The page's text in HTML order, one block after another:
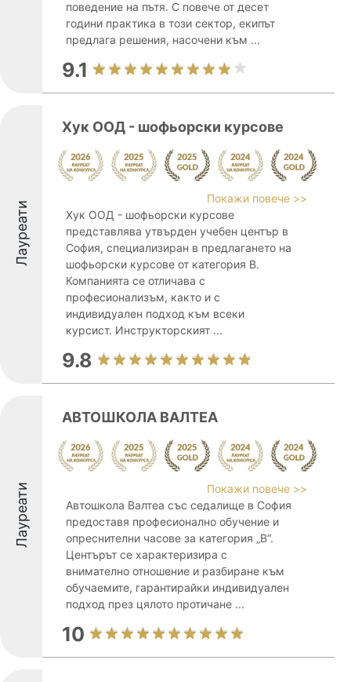
поведение на пътя. С повече от десет
години практика в този сектор, екипът
предлага решения, насочени към ...
9.1
Лауреати
Хук ООД - шофьорски курсове
Покажи повече >>
Хук ООД - шофьорски курсове
представлява утвърден учебен център в
София, специализиран в предлагането на
шофьорски курсове от категория B.
Компанията се отличава с
професионализъм, както и с
индивидуален подход към всеки
курсист. Инструкторският ...
9.8
Лауреати
АВТОШКОЛА ВАЛТЕА
Покажи повече >>
Автошкола Валтеа със седалище в София
предоставя професионално обучение и
опреснителни часове за категория „В“.
Центърът се характеризира с
внимателно отношение и разбиране към
обучаемите, гарантирайки индивидуален
подход през цялото протичане ...
10